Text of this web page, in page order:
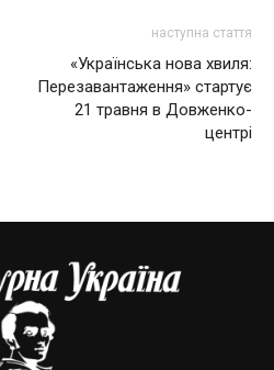
наступна стаття
«Українська нова хвиля:
Перезавантаження» стартує
21 травня в Довженко-
центрі